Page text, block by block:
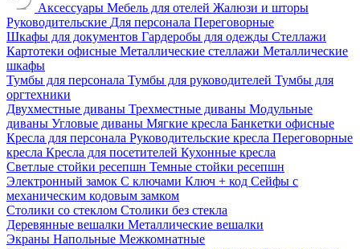
Аксессуары Мебель для отелей Жалюзи и шторы
Руководительские Для персонала Переговорные
Шкафы для документов Гардеробы для одежды Стеллажи
Картотеки офисные Металлические стеллажи Металлические
шкафы
Тумбы для персонала Тумбы для руководителей Тумбы для
оргтехники
Двухместные диваны Трехместные диваны Модульные
диваны Угловые диваны Мягкие кресла Банкетки офисные
Кресла для персонала Руководительские кресла Переговорные
кресла Кресла для посетителей Кухонные кресла
Светлые стойки ресепшн Темные стойки ресепшн
Электронный замок С ключами Ключ + код Сейфы с
механическим кодовым замком
Столики со стеклом Столики без стекла
Деревянные вешалки Металлические вешалки
Экраны Напольные Межкомнатные